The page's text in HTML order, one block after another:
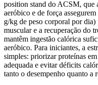
position stand do ACSM, que
aeróbico e de força
g/kg de peso corporal por dia)
muscular e a recuperação do
mantêm ingestão calórica
aeróbico. Para iniciantes, a
simples: priorizar proteínas
adequada e evitar déficits
tanto o desempenho quanto a